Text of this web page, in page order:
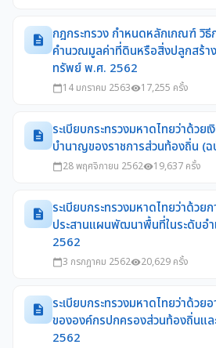
description
กฎกระทรวง กำหนดหลักเกณฑ์ วิธีก
คำนวณมูลค่าที่ดินหรือสิ่งปลูกสร้าง
ทรัพย์ พ.ศ. 2562
calendar_today14 มกราคม 2563visibility17,255 ครั้ง
description
ระเบียบกระทรวงมหาดไทยว่าด้วย
บำนาญของราชการส่วนท้องถิ่น (
calendar_today28 พฤศจิกายน 2562visibility19,637 ครั้ง
description
ระเบียบกระทรวงมหาดไทยว่าด้วย
ประสานแผนพัฒนาพื้นที่ในระดับอ
2562
calendar_today3 กรกฎาคม 2562visibility20,629 ครั้ง
description
ระเบียบกระทรวงมหาดไทยว่าด้ว
ขององค์กรปกครองส่วนท้องถิ่นแล
2562